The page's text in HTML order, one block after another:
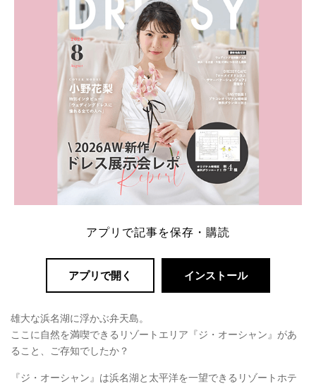
解決します。 まずは診断で候補を絞れる「ウェディ
ング診断」か、体験型 […]
続きを読む
アプリで記事を保存・購読
アプリで開く インストール
雄大な浜名湖に浮かぶ弁天島。
ここに自然を満喫できるリゾートエリア『ジ・オーシャン』があ
ること、ご存知でしたか？
『ジ・オーシャン』は浜名湖と太平洋を一望できるリゾートホテ